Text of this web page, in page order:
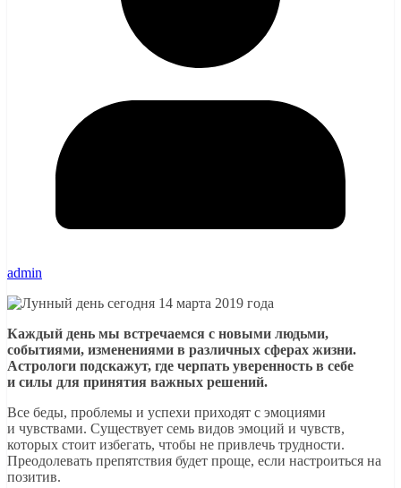
admin
Каждый день мы встречаемся с новыми людьми,
событиями, изменениями в различных сферах жизни.
Астрологи подскажут, где черпать уверенность в себе
и силы для принятия важных решений.
Все беды, проблемы и успехи приходят с эмоциями
и чувствами. Существует семь видов эмоций и чувств,
которых стоит избегать, чтобы не привлечь трудности.
Преодолевать препятствия будет проще, если настроиться на
позитив.